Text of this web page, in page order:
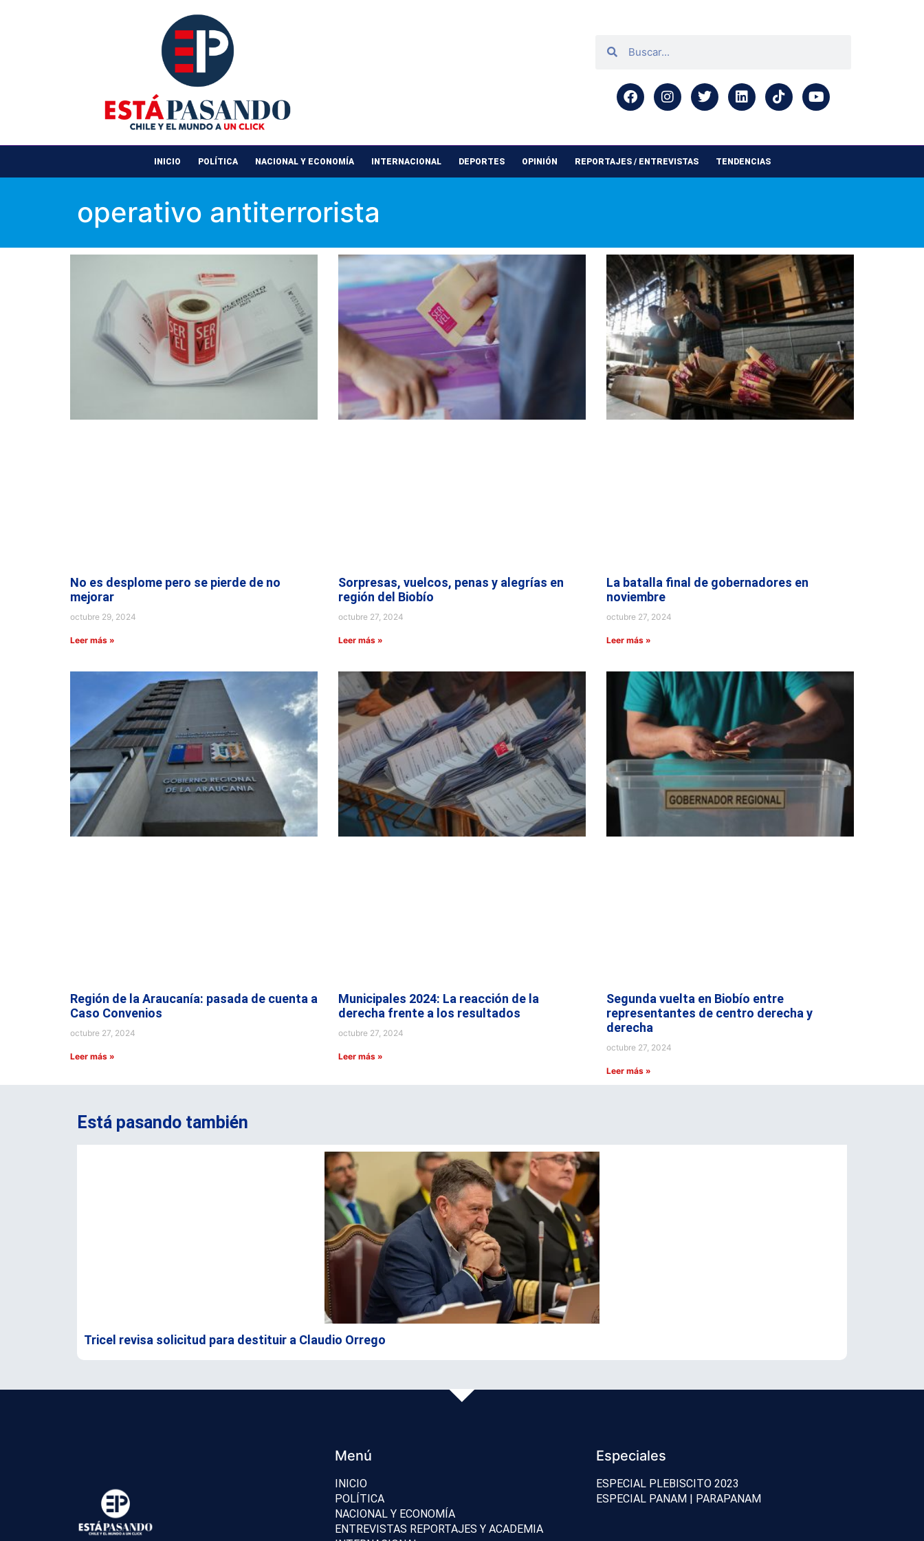
INICIO POLÍTICA NACIONAL Y ECONOMÍA INTERNACIONAL DEPORTES OPINIÓN REPORTAJES / ENTREVISTAS TENDENCIAS
operativo antiterrorista
No es desplome pero se pierde de no
mejorar
octubre 29, 2024
Leer más »
Sorpresas, vuelcos, penas y alegrías en
región del Biobío
octubre 27, 2024
Leer más »
La batalla final de gobernadores en
noviembre
octubre 27, 2024
Leer más »
Región de la Araucanía: pasada de cuenta a
Caso Convenios
octubre 27, 2024
Leer más »
Municipales 2024: La reacción de la
derecha frente a los resultados
octubre 27, 2024
Leer más »
Segunda vuelta en Biobío entre
representantes de centro derecha y
derecha
octubre 27, 2024
Leer más »
Está pasando también
Tricel revisa solicitud para destituir a Claudio Orrego
Menú
INICIO
POLÍTICA
NACIONAL Y ECONOMÍA
ENTREVISTAS REPORTAJES Y ACADEMIA
Especiales
ESPECIAL PLEBISCITO 2023
ESPECIAL PANAM | PARAPANAM